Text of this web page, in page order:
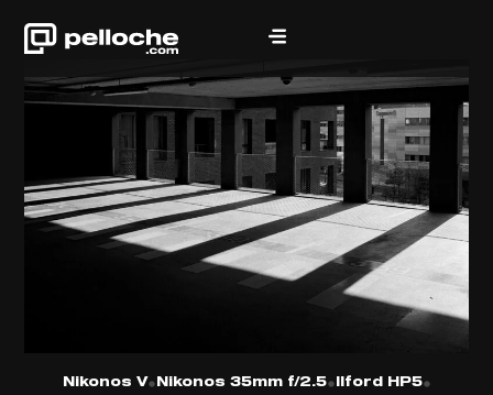
Nikonos V•Nikonos 35mm f/2.5•Ilford HP5•